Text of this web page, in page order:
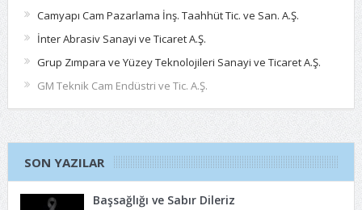
Camyapı Cam Pazarlama İnş. Taahhüt Tic. ve San. A.Ş.
İnter Abrasiv Sanayi ve Ticaret A.Ş.
Grup Zımpara ve Yüzey Teknolojileri Sanayi ve Ticaret A.Ş.
GM Teknik Cam Endüstri ve Tic. A.Ş.
SON YAZILAR
Başsağlığı ve Sabır Dileriz